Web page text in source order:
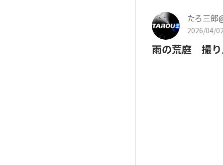
たろ三郎
2026/04/
雨の荒庭 撮り